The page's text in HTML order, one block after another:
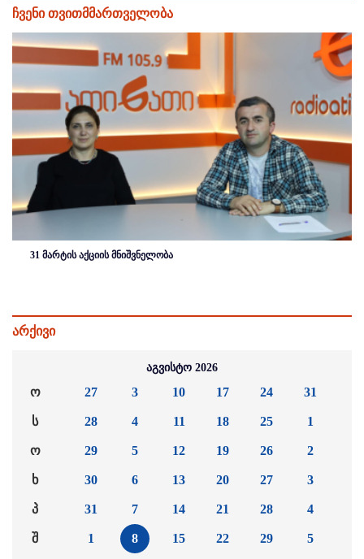
ჩვენი თვითმმართველობა
31 მარტის აქციის მნიშვნელობა
არქივი
აგვისტო 2026
ო
ს
ო
ხ
პ
შ
27
28
29
30
31
1
3
4
5
6
7
8
10
11
12
13
14
15
17
18
19
20
21
22
24
25
26
27
28
29
31
1
2
3
4
5